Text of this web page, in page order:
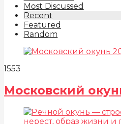
Most Discussed
Recent
Featured
Random
1553
Московский